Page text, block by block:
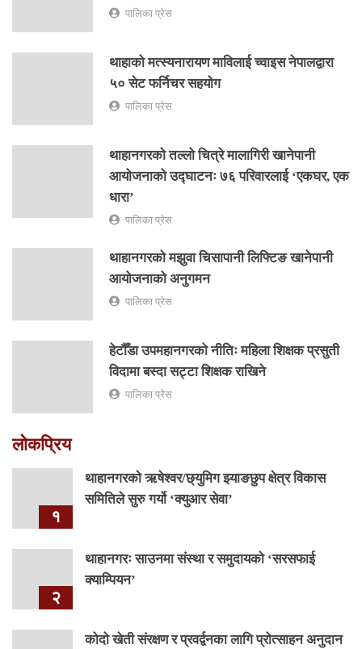
पालिका प्रेस
थाहाको मत्स्यनारायण माविलाई च्वाइस नेपालद्वारा
५० सेट फर्निचर सहयोग
पालिका प्रेस
थाहानगरको तल्लो चित्रे मालागिरी खानेपानी
आयोजनाको उद्घाटनः ७६ परिवारलाई ‘एकघर, एक
धारा’
पालिका प्रेस
थाहानगरको मझुवा चिसापानी लिफ्टिङ खानेपानी
आयोजनाको अनुगमन
पालिका प्रेस
हेटौँडा उपमहानगरको नीतिः महिला शिक्षक प्रसुती
विदामा बस्दा सट्टा शिक्षक राखिने
पालिका प्रेस
लोकप्रिय
१
थाहानगरकाे ऋषेश्वर/छ्युमिग झ्याङछुप क्षेत्र विकास
समितिले सुरु गर्यो ‘क्युआर सेवा’
२
थाहानगरः साउनमा संस्था र समुदायको ‘सरसफाई
क्याम्पियन’
कोदो खेती संरक्षण र प्रवर्द्वनका लागि प्रोत्साहन अनुदान